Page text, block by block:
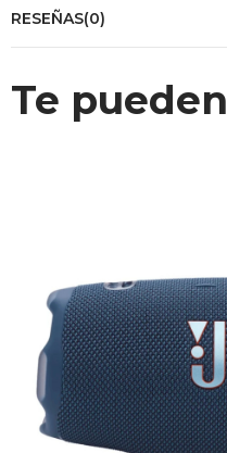
RESEÑAS(0)
Te